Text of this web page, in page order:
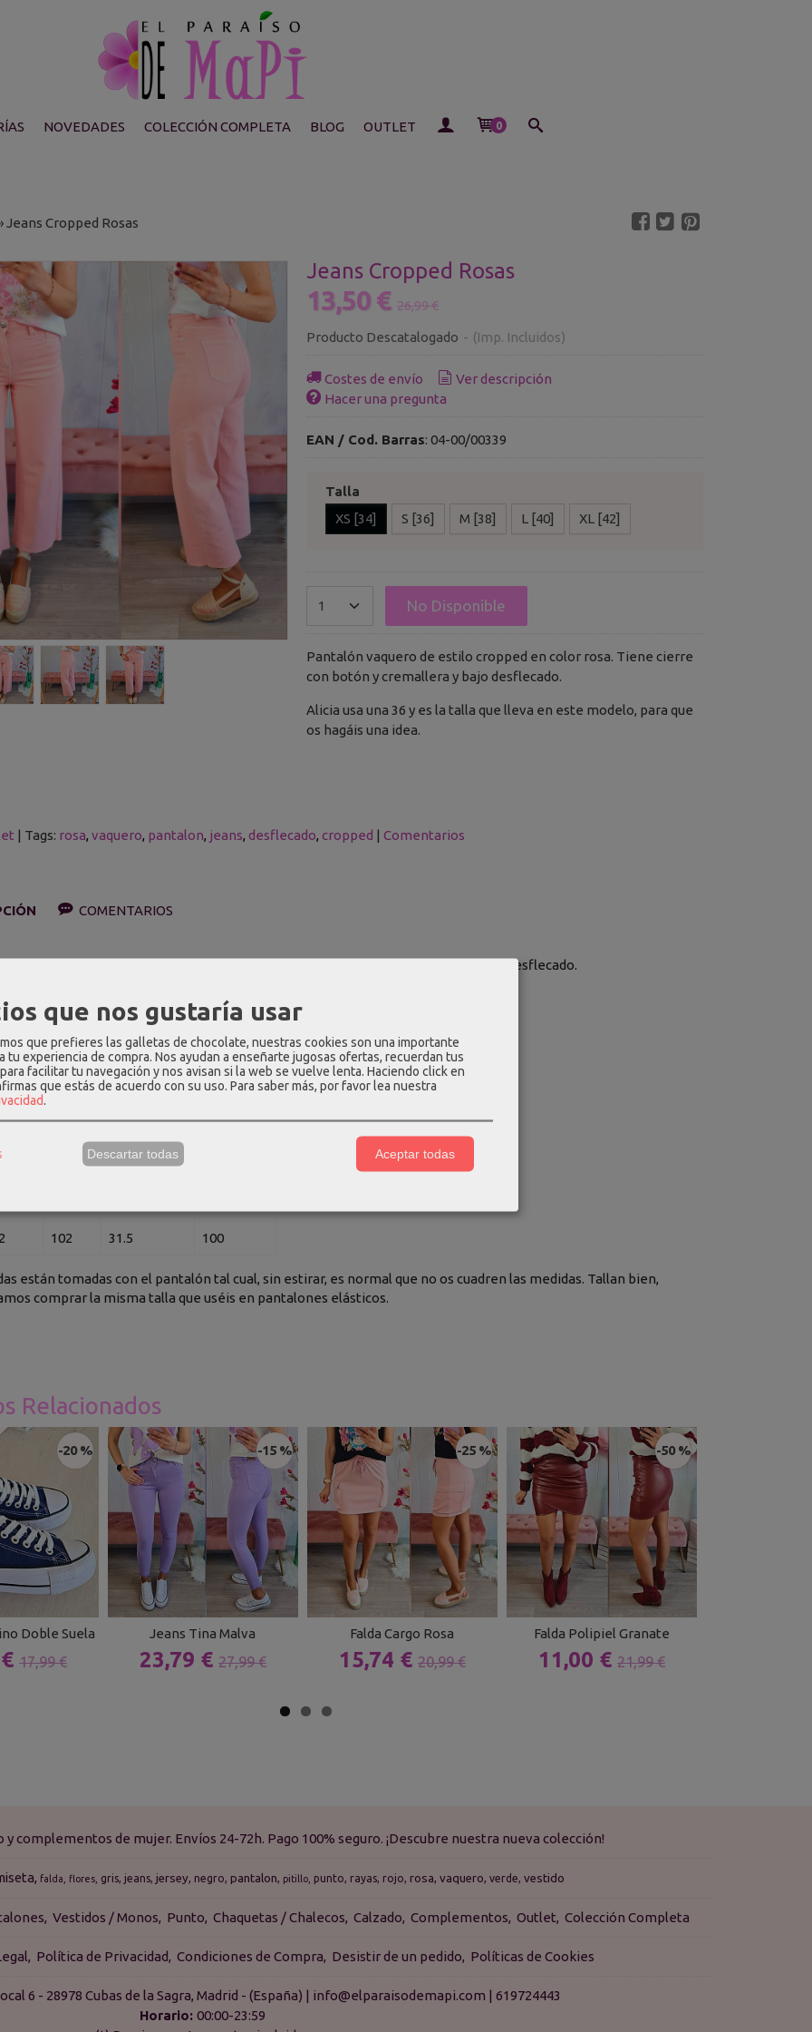
NOVEDADES COLECCIÓN COMPLETA BLOG OUTLET 0
Jeans Cropped Rosas
Jeans Cropped Rosas
13,50 € 26,99 €
Producto Descatalogado - (Imp. Incluidos)
Costes de envío
Ver descripción
Hacer una pregunta
EAN / Cod. Barras: 04-00/00339
Talla
XS [34]
S [36] M [38] L [40] XL [42]
No Disponible
Pantalón vaquero de estilo cropped en color rosa. Tiene cierre
con botón y cremallera y bajo desflecado.
Alicia usa una 36 y es la talla que lleva en este modelo, para que
os hagáis una idea.
| Tags: rosa vaquero pantalon jeans desflecado cropped | Comentarios
COMENTARIOS
de estilo cropped en color rosa. Tiene cierre con botón y cremallera y bajo desflecado.
aproximadas (cm):
Cadera Largo de tiro Largo total
30.5
102 31.5 100
están tomadas con el pantalón tal cual, sin estirar, es normal que no os cuadren las medidas. Tallan bien,
comprar la misma talla que uséis en pantalones elásticos.
Relacionados
-20 %
Doble Suela
17,99 €
-15 %
Jeans Tina Malva
23,79 € 27,99 €
-25 %
Falda Cargo Rosa
15,74 € 20,99 €
-50 %
Falda Polipiel Granate
11,00 € 21,99 €
complementos de mujer. Envíos 24-72h. Pago 100% seguro. ¡Descubre nuestra nueva colección!
falda flores gris jeans jersey negro pantalon pitillo punto rayas rojo rosa vaquero verde vestido
Vestidos / Monos Punto Chaquetas / Chalecos Calzado Complementos Outlet Colección Completa
Política de Privacidad Condiciones de Compra Desistir de un pedido Políticas de Cookies
6 - 28978 Cubas de la Sagra, Madrid - (España) | info@elparaisodemapi.com | 619724443
Horario:00:00-23:59
que nos gustaría usar
que prefieres las galletas de chocolate, nuestras cookies son una importante
tu experiencia de compra. Nos ayudan a enseñarte jugosas ofertas, recuerdan tus
facilitar tu navegación y nos avisan si la web se vuelve lenta. Haciendo click en
que estás de acuerdo con su uso. Para saber más, por favor lea nuestra
.
Descartar todas Aceptar todas